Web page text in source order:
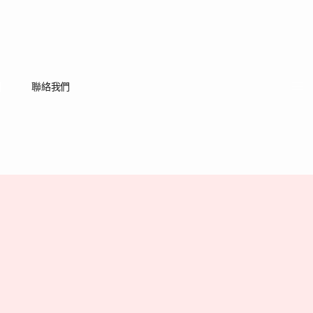
聯絡我們